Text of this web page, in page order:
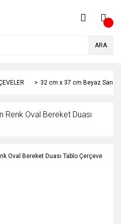
ARA
32 cm x 37 cm Beyaz Sarı
Oval Bereket Duası